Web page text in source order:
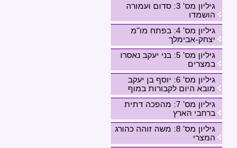
גיליון מס' 3: סדום ועמורה
הושמדו
גיליון מס' 4: בפתח מו"מ
יצחק-אבימלך
גיליון מס' 5: בני יעקב נאסרו
במצרים
גיליון מס' 6: יוסף בן יעקב
מובא היום לקבורות במוף
גיליון מס' 7: מהפכה דתית
ברחבי הארץ
גיליון מס' 8: משה זוהה כהורג
המצרי